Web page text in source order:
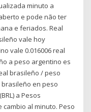
minuto a
e pode não ter
e feriados. Real
vale hoy
vale 0.016006 real
a peso argentino es
brasileño / peso
en peso
a Pesos
cambio al minuto. Peso